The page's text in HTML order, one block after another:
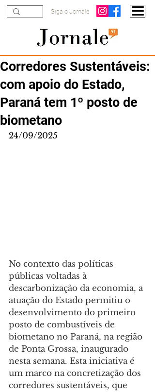
Siga o Jornale
Corredores Sustentáveis:
com apoio do Estado,
Paraná tem 1º posto de
biometano
24/09/2025
No contexto das políticas
públicas voltadas à
descarbonização da economia, a
atuação do Estado permitiu o
desenvolvimento do primeiro
posto de combustíveis de
biometano no Paraná, na região
de Ponta Grossa, inaugurado
nesta semana. Esta iniciativa é
um marco na concretização dos
corredores sustentáveis, que